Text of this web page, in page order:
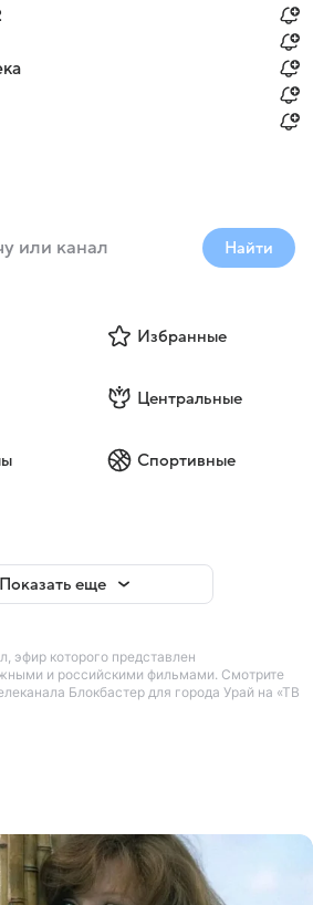
Найти
Избранные
Центральные
Спортивные
Показать еще
эфир которого представлен
и российскими фильмами. Смотрите
Блокбастер для города Урай на «ТВ